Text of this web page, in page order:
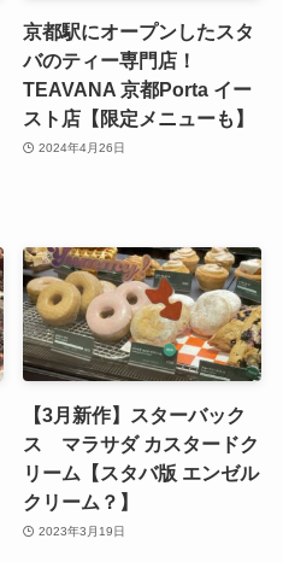
京都駅にオープンしたスタ
バのティー専門店！
TEAVANA 京都Porta イー
スト店【限定メニューも】
2024年4月26日
【3月新作】スターバック
ス マラサダ カスタードク
リーム【スタバ版 エンゼル
クリーム？】
2023年3月19日